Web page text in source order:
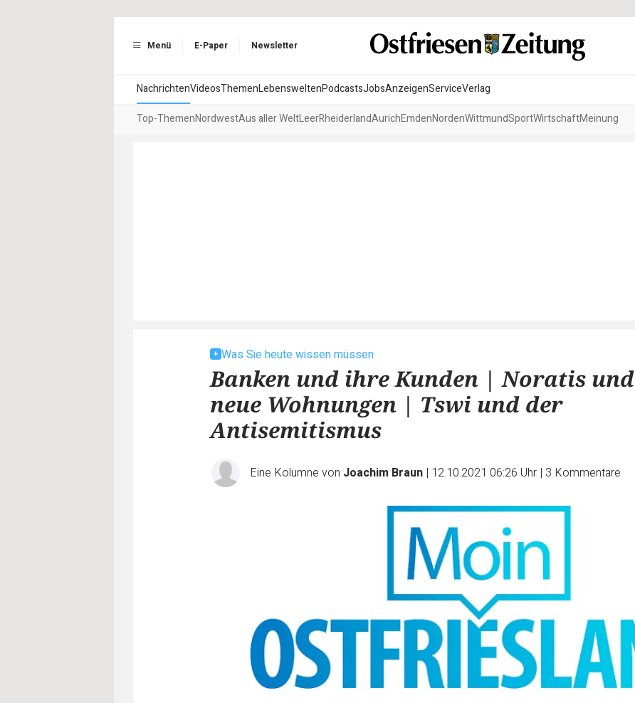
Menü E-Paper Newsletter
NachrichtenVideosThemenLebensweltenPodcastsJobsAnzeigenServiceVerlag
Top-ThemenNordwestAus aller WeltLeerRheiderlandAurichEmdenNordenWittmundSportWirtschaftMeinung
Was Sie heute wissen müssen
Banken und ihre Kunden | Noratis und
neue Wohnungen | Tswi und der
Antisemitismus
Eine Kolumne von Joachim Braun | 12.10.2021 06:26 Uhr | 3 Kommentare